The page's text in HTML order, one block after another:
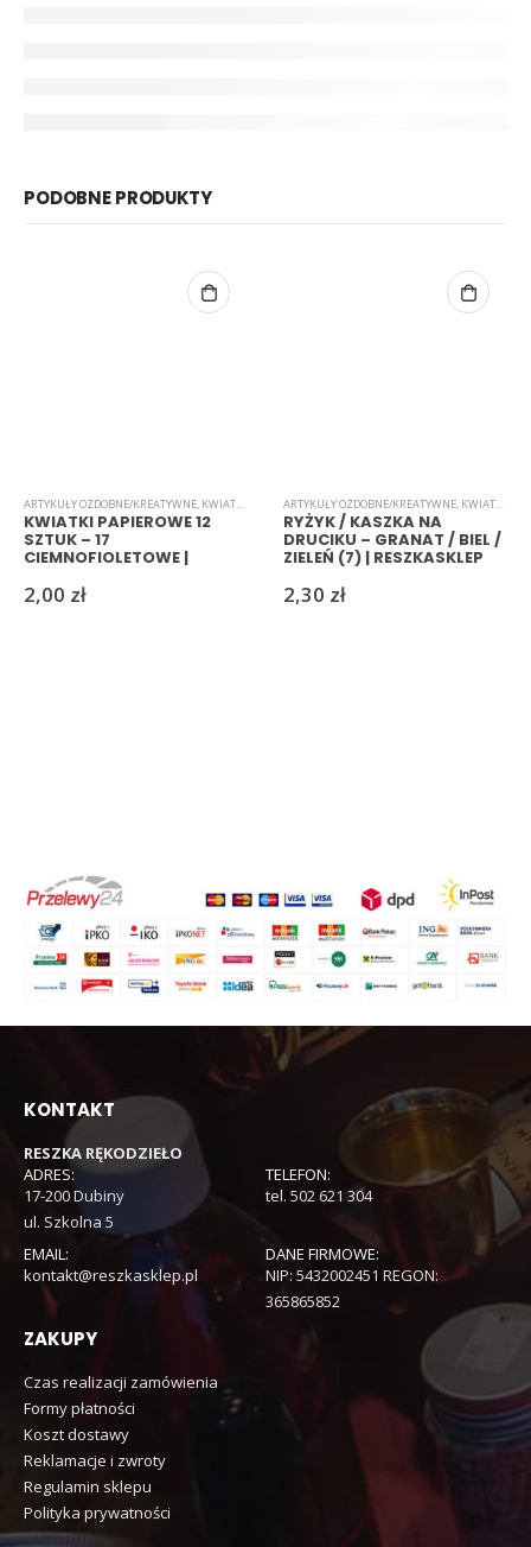
PODOBNE PRODUKTY
ARTYKUŁY OZDOBNE/KREATYWNE, KWIATKI PAPIEROWE
KWIATKI PAPIEROWE 12
SZTUK – 17
CIEMNOFIOLETOWE |
2,00 zł
ARTYKUŁY OZDOBNE/KREATYWNE, KWIATKI
RYŻYK / KASZKA NA
DRUCIKU – GRANAT / BIEL /
ZIELEŃ (7) | RESZKASKLEP
2,30 zł
KONTAKT
RESZKA RĘKODZIEŁO
ADRES:
17-200 Dubiny
ul. Szkolna 5
TELEFON:
tel. 502 621 304
EMAIL:
kontakt@reszkasklep.pl
DANE FIRMOWE:
NIP: 5432002451 REGON:
365865852
ZAKUPY
Czas realizacji zamówienia
Formy płatności
Koszt dostawy
Reklamacje i zwroty
Regulamin sklepu
Polityka prywatności